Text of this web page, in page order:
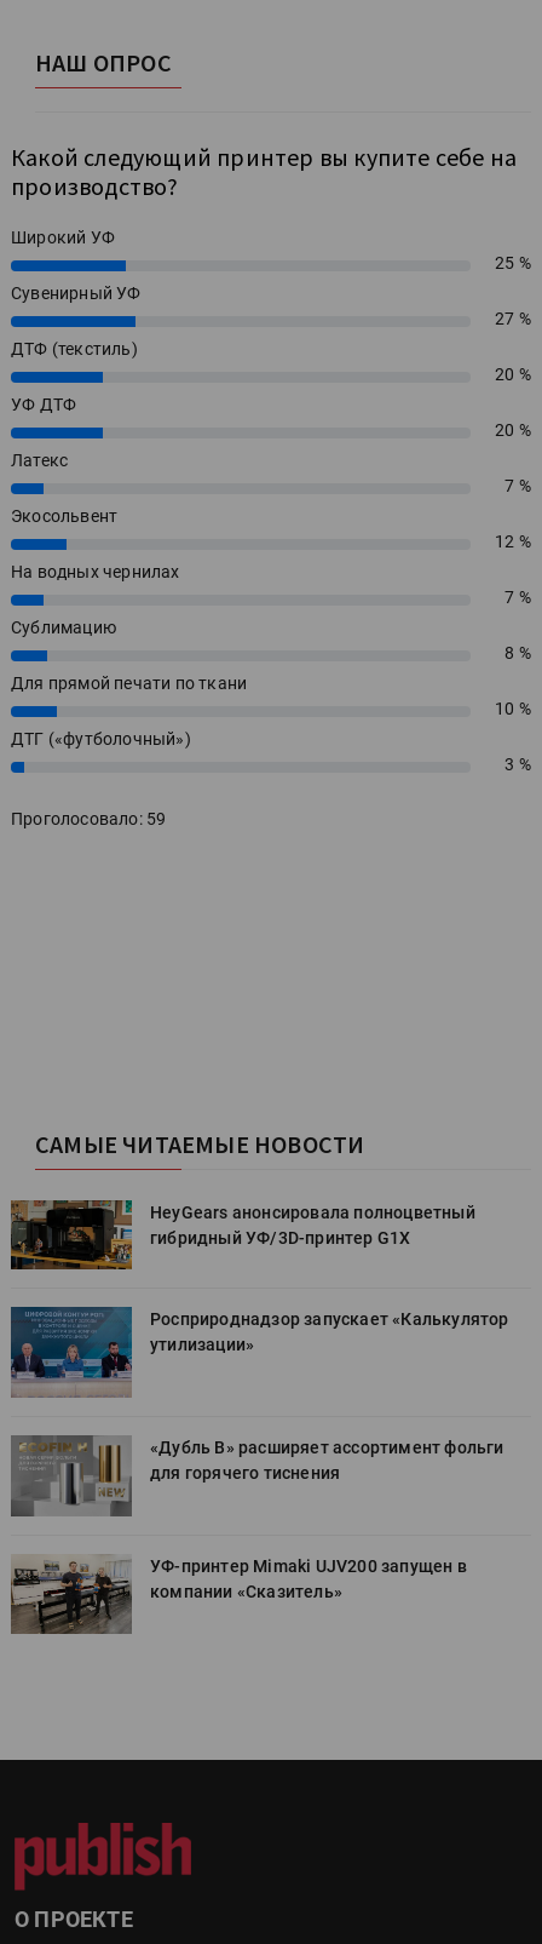
НАШ ОПРОС
Какой следующий принтер вы купите себе на
производство?
Широкий УФ
25%
25 %
Сувенирный УФ
27%
27 %
ДТФ (текстиль)
20%
20 %
УФ ДТФ
20%
20 %
Латекс
7%
7 %
Экосольвент
12%
12 %
На водных чернилах
7%
7 %
Сублимацию
8%
8 %
Для прямой печати по ткани
10%
10 %
ДТГ («футболочный»)
3% 3 %
Проголосовало: 59
САМЫЕ ЧИТАЕМЫЕ НОВОСТИ
HeyGears анонсировала полноцветный
гибридный УФ/3D-принтер G1X
Росприроднадзор запускает «Калькулятор
утилизации»
«Дубль В» расширяет ассортимент фольги
для горячего тиснения
УФ-принтер Mimaki UJV200 запущен в
компании «Сказитель»
О ПРОЕКТЕ